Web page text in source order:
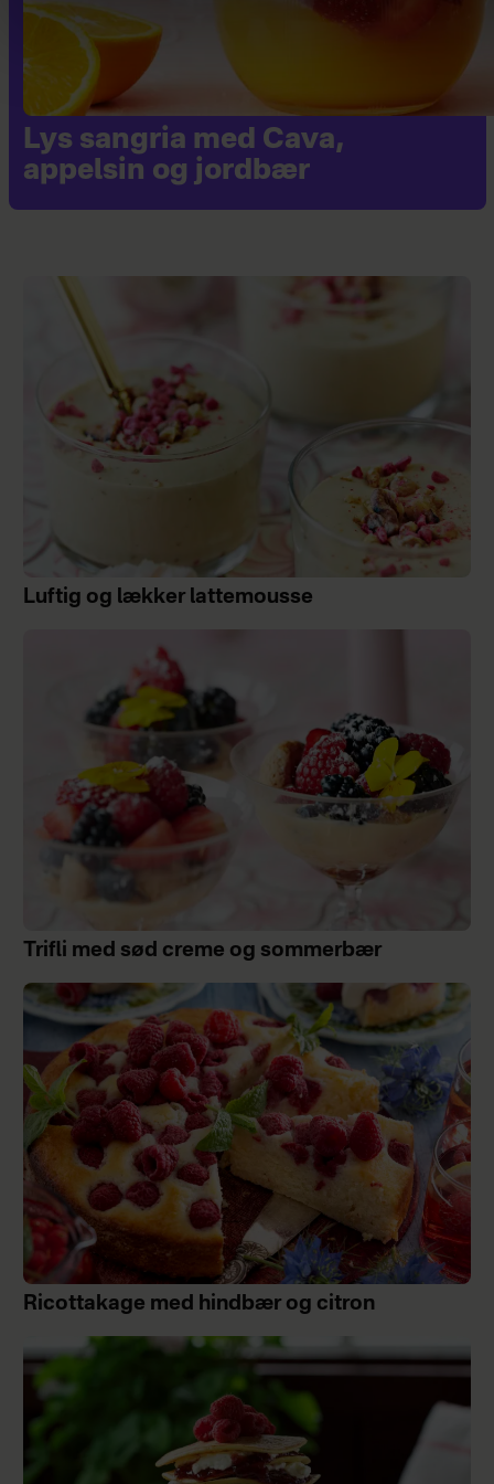
Lys sangria med Cava,
appelsin og jordbær
Luftig og lækker lattemousse
Trifli med sød creme og sommerbær
Ricottakage med hindbær og citron